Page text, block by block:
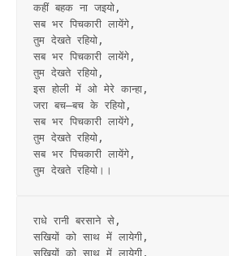
कहीं बहक ना जइयो,
सब भर पिचकारी लायेंगे,
तुम देखते रहियो,
सब भर पिचकारी लायेंगे,
तुम देखते रहियो,
इस होली में ओ मेरे कान्हा,
जरा बच–बच के रहियो,
सब भर पिचकारी लायेंगे,
तुम देखते रहियो,
सब भर पिचकारी लायेंगे,
तुम देखते रहियो।।
राधे रानी बरसाने से,
सखियों को साथ में लायेगी,
सखियों को साथ में लायेगी,